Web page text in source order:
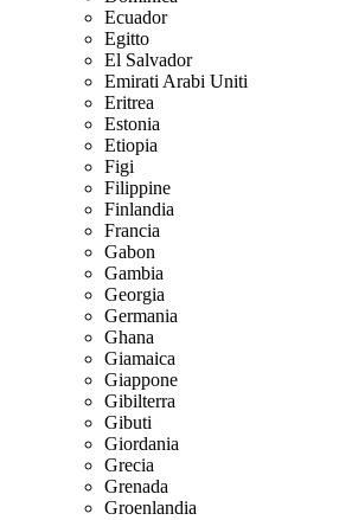
Ecuador
Egitto
El Salvador
Emirati Arabi Uniti
Eritrea
Estonia
Etiopia
Figi
Filippine
Finlandia
Francia
Gabon
Gambia
Georgia
Germania
Ghana
Giamaica
Giappone
Gibilterra
Gibuti
Giordania
Grecia
Grenada
Groenlandia